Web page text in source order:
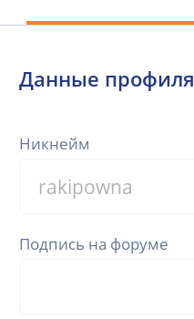
Данные профиля
Никнейм
Подпись на форуме